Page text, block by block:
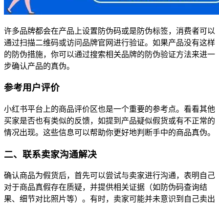
许多品牌都会在产品上设置防伪码或是防伪标签，消费者可以
通过扫描二维码或访问品牌官网进行验证。如果产品没有这样
的防伪措施，你可以通过搜索相关品牌的防伪验证方法来进一
步确认产品的真伪。
参考用户评价
小红书平台上的商品评价区也是一个重要的参考点。看看其他
买家是否也有类似的反馈，如提到产品疑似假货或有不正常的
情况出现。这些信息可以帮助你更好地判断手中的商品真伪。
二、联系卖家沟通解决
确认商品为假货后，首先可以尝试与卖家进行沟通，表明自己
对于商品真假存在质疑，并提供相关证据（如防伪码查询结
果、细节对比照片等）。有时，卖家可能并未意识到自己卖出